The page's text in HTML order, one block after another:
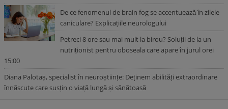
De ce fenomenul de brain fog se accentuează în zilele
caniculare? Explicațiile neurologului
Petreci 8 ore sau mai mult la birou? Soluții de la un
nutriționist pentru oboseala care apare în jurul orei
15:00
Diana Palotaș, specialist în neuroștiințe: Deținem abilități extraordinare
înnăscute care susțin o viață lungă și sănătoasă